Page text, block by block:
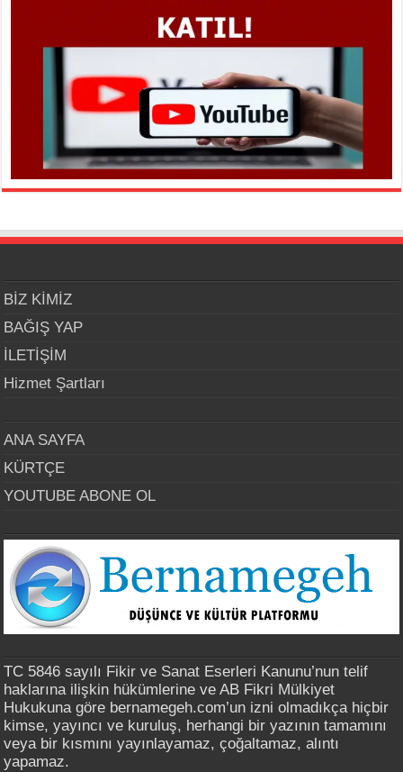
BİZ KİMİZ
BAĞIŞ YAP
İLETİŞİM
Hizmet Şartları
ANA SAYFA
KÜRTÇE
YOUTUBE ABONE OL
TC 5846 sayılı Fikir ve Sanat Eserleri Kanunu’nun telif
haklarına ilişkin hükümlerine ve AB Fikri Mülkiyet
Hukukuna göre bernamegeh.com’un izni olmadıkça hiçbir
kimse, yayıncı ve kuruluş, herhangi bir yazının tamamını
veya bir kısmını yayınlayamaz, çoğaltamaz, alıntı
yapamaz.